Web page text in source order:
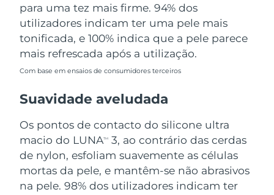
para uma tez mais firme. 94% dos
utilizadores indicam ter uma pele mais
tonificada, e 100% indica que a pele parece
mais refrescada após a utilização.
Com base em ensaios de consumidores terceiros
Suavidade aveludada
Os pontos de contacto do silicone ultra
macio do LUNATM
3, ao contrário das cerdas
de nylon, esfoliam suavemente as células
mortas da pele, e mantêm-se não abrasivos
na pele. 98% dos utilizadores indicam ter
Reino Unido Entrega prevista
Estados Unidos Entrega prevista8/9/26
Uzbequistão Entrega prevista
Vietnã Entrega prevista